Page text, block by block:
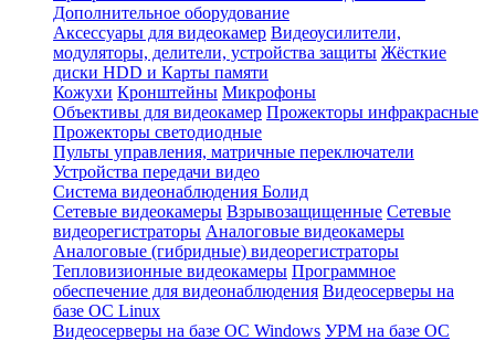
Дополнительное оборудование
Аксессуары для видеокамер Видеоусилители,
модуляторы, делители, устройства защиты Жёсткие
диски HDD и Карты памяти
Кожухи Кронштейны Микрофоны
Объективы для видеокамер Прожекторы инфракрасные
Прожекторы светодиодные
Пульты управления, матричные переключатели
Устройства передачи видео
Система видеонаблюдения Болид
Сетевые видеокамеры Взрывозащищенные Сетевые
видеорегистраторы Аналоговые видеокамеры
Аналоговые (гибридные) видеорегистраторы
Тепловизионные видеокамеры Программное
обеспечение для видеонаблюдения Видеосерверы на
базе ОС Linux
Видеосерверы на базе ОС Windows УРМ на базе ОС